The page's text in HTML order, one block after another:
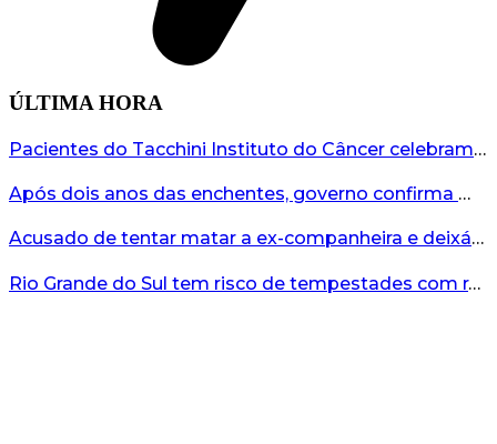
ÚLTIMA HORA
Pacientes do Tacchini Instituto do Câncer celebram Dia dos Pais com cuidado e relaxamento...
Após dois anos das enchentes, governo confirma mais de R$19 milhões para nova ponte no Vale do Taquari...
Acusado de tentar matar a ex-companheira e deixá-la paraplégica é condenado na Serra Gaúcha...
Rio Grande do Sul tem risco de tempestades com rajadas de ventos nos próximos dias...